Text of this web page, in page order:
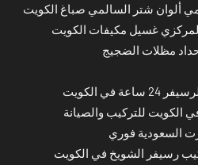
ألوان شتر السالمي صباغ الكويت
غسيل مكيفات الكويت
مظلات الضجيج
الكويت
الكويت للتركيب والصيانة
السعودية فوري
رسيفر الشويخ في الكويت